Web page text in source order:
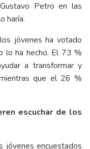
Petro en las
haría.
jóvenes ha votado
lo ha hecho. El 73 %
a transformar y
que el 26 %
escuchar de los
jóvenes encuestados